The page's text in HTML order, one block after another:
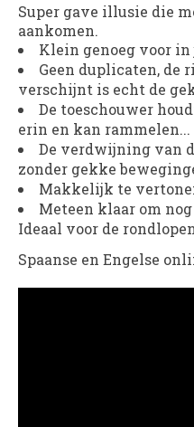
Super gave illusie die
aankomen.
Klein genoeg voor in
Geen duplicaten, de
verschijnt is echt de
De toeschouwer
erin en kan rammelen...
De verdwijning van
zonder gekke
Makkelijk te
Meteen klaar om
Ideaal voor de
Spaanse en Engelse